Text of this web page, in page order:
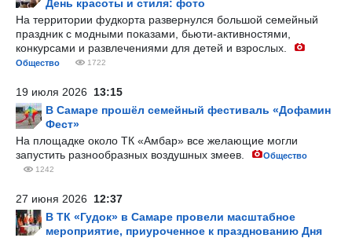
День красоты и стиля: фото
На территории фудкорта развернулся большой семейный
праздник с модными показами, бьюти-активностями,
конкурсами и развлечениями для детей и взрослых.
Общество 1722
19 июля 2026 13:15
В Самаре прошёл семейный фестиваль «Дофамин
Фест»
На площадке около ТК «Амбар» все желающие могли
запустить разнообразных воздушных змеев.
Общество
1242
27 июня 2026 12:37
В ТК «Гудок» в Самаре провели масштабное
мероприятие, приуроченное к празднованию Дня